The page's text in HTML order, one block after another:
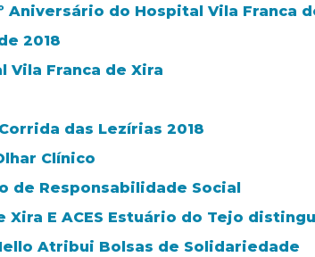
Aniversário do Hospital Vila Franca
2018
Vila Franca de Xira
das Lezírias 2018
Clínico
de Responsabilidade Social
Xira E ACES Estuário do Tejo
Atribui Bolsas de Solidariedade